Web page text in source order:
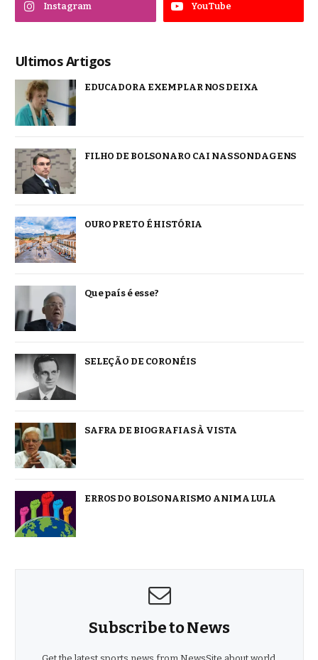
Instagram YouTube
Ultimos Artigos
EDUCADORA EXEMPLAR NOS DEIXA
FILHO DE BOLSONARO CAI NAS SONDAGENS
OURO PRETO É HISTÓRIA
Que país é esse?
SELEÇÃO DE CORONÉIS
SAFRA DE BIOGRAFIAS À VISTA
ERROS DO BOLSONARISMO ANIMA LULA
Subscribe to News
Get the latest sports news from NewsSite about world,